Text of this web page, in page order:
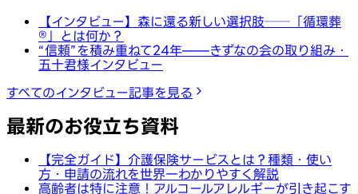
【インタビュー】森に還る新しい選択肢──「循環葬
®︎」とは何か？
“信頼”を積み重ねて24年——きずなの会の取り組み・
五十君様インタビュー
すべてのインタビュー記事を見る
最新のお役立ち資料
【完全ガイド】介護保険サービスとは？種類・使い
方・申請の流れを世界一わかりやすく解説
高齢者は特に注意！アルコールアレルギーが引き起こす